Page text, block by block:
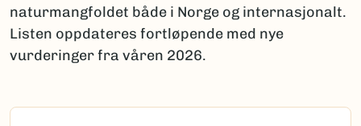
naturmangfoldet både i Norge og internasjonalt.
Listen oppdateres fortløpende med nye
vurderinger fra våren 2026.